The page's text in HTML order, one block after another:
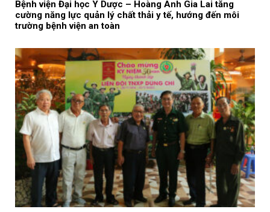
Bệnh viện Đại học Y Dược – Hoàng Anh Gia Lai tăng
cường năng lực quản lý chất thải y tế, hướng đến môi
trường bệnh viện an toàn